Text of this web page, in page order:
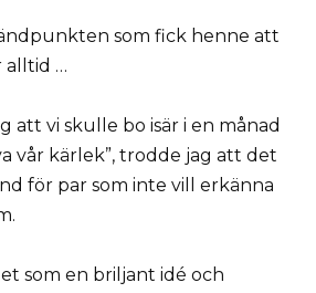
som fick henne att
alltid …
att vi skulle bo isär i en månad
vår kärlek”, trodde jag att det
för par som inte vill erkänna
som en briljant idé och